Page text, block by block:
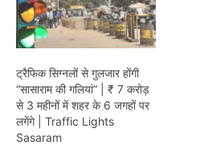
ट्रैफिक सिग्नलों से गुलजार होंगी
“सासाराम की गलियां” | ₹ 7 करोड़
से 3 महीनों में शहर के 6 जगहों पर
लगेंगे | Traffic Lights
Sasaram